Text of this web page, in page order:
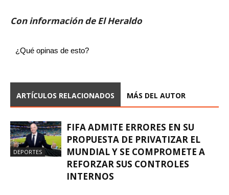
Con información de El Heraldo
¿Qué opinas de esto?
ARTÍCULOS RELACIONADOS MÁS DEL AUTOR
DEPORTES
FIFA ADMITE ERRORES EN SU
PROPUESTA DE PRIVATIZAR EL
MUNDIAL Y SE COMPROMETE A
REFORZAR SUS CONTROLES
INTERNOS